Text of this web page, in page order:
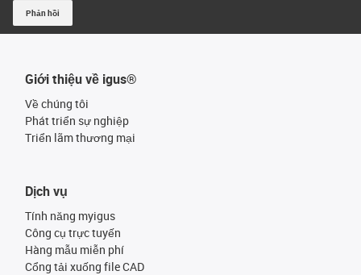
Phản hồi
Giới thiệu về igus®
Về chúng tôi
Phát triển sự nghiệp
Triển lãm thương mại
Dịch vụ
Tính năng myigus
Công cụ trực tuyến
Hàng mẫu miễn phí
Cổng tải xuống file CAD